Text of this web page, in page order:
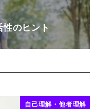
のヒント
自己理解・他者理解